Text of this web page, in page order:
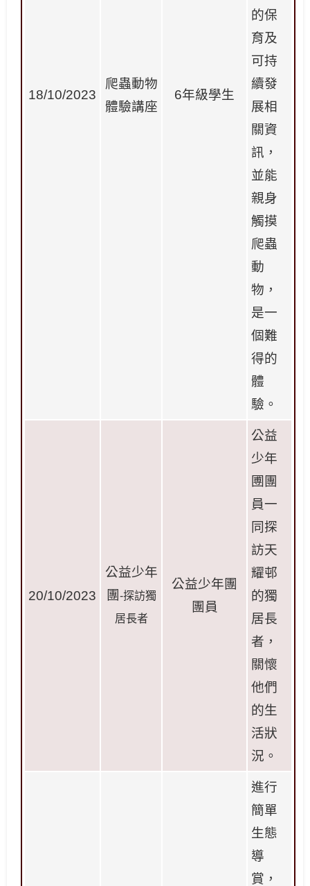
18/10/2023
爬蟲動物
體驗講座
6年級學生
的保
育及
可持
續發
展相
關資
訊，
並能
親身
觸摸
爬蟲
動
物，
是一
個難
得的
體
驗。
20/10/2023
公益少年
團 -探訪獨
居長者
公益少年團
團員
公益
少年
圑團
員一
同探
訪天
耀邨
的獨
居長
者，
關懷
他們
的生
活狀
況。
進行
簡單
生態
導
賞，